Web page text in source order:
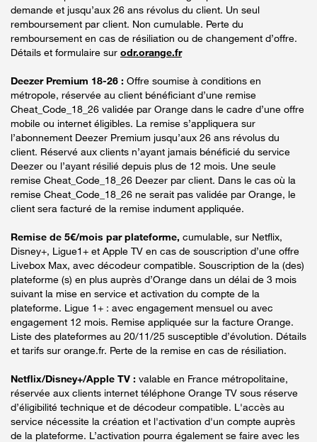
demande et jusqu’aux 26 ans révolus du client. Un seul
remboursement par client. Non cumulable. Perte du
remboursement en cas de résiliation ou de changement d’offre.
Détails et formulaire sur odr.orange.fr
Deezer Premium 18-26 : Offre soumise à conditions en
métropole, réservée au client bénéficiant d’une remise
Cheat_Code_18_26 validée par Orange dans le cadre d’une offre
mobile ou internet éligibles. La remise s’appliquera sur
l’abonnement Deezer Premium jusqu’aux 26 ans révolus du
client. Réservé aux clients n’ayant jamais bénéficié du service
Deezer ou l’ayant résilié depuis plus de 12 mois. Une seule
remise Cheat_Code_18_26 Deezer par client. Dans le cas où la
remise Cheat_Code_18_26 ne serait pas validée par Orange, le
client sera facturé de la remise indument appliquée.
Remise de 5€/mois par plateforme, cumulable, sur Netflix,
Disney+, Ligue1+ et Apple TV en cas de souscription d’une offre
Livebox Max, avec décodeur compatible. Souscription de la (des)
plateforme (s) en plus auprès d’Orange dans un délai de 3 mois
suivant la mise en service et activation du compte de la
plateforme. Ligue 1+ : avec engagement mensuel ou avec
engagement 12 mois. Remise appliquée sur la facture Orange.
Liste des plateformes au 20/11/25 susceptible d’évolution. Détails
et tarifs sur orange.fr. Perte de la remise en cas de résiliation.
Netflix/Disney+/Apple TV : valable en France métropolitaine,
réservée aux clients internet téléphone Orange TV sous réserve
d’éligibilité technique et de décodeur compatible. L'accès au
service nécessite la création et l'activation d'un compte auprès
de la plateforme. L’activation pourra également se faire avec les